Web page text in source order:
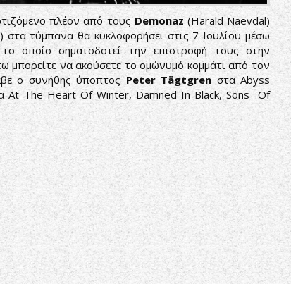
πλέον από τουςDemonaz (Harald Naevdal)
στα τύμπανα θα κυκλοφορήσει στις 7 Ιουλίου μέσω
οποίο σηματοδοτεί την επιστροφή τους στην
μπορείτε να ακούσετε το ομώνυμό κομμάτι από τον
ο συνήθης ύποπτοςPeter Tägtgren στα Abyss
At The Heart Of Winter, Damned In Black, Sons Of